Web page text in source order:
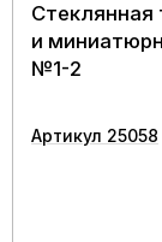
Стеклянная
и
№1-2
Артикул 25058